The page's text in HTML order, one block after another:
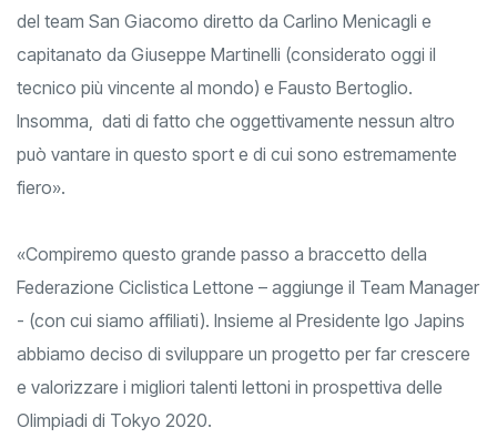
Fanini e successivamente nel 1979 come sponsor tecnico
del team San Giacomo diretto da Carlino Menicagli e
capitanato da Giuseppe Martinelli (considerato oggi il
tecnico più vincente al mondo) e Fausto Bertoglio.
Insomma, dati di fatto che oggettivamente nessun altro
può vantare in questo sport e di cui sono estremamente
«Compiremo questo grande passo a braccetto della
Federazione Ciclistica Lettone – aggiunge il Team Manager
- (con cui siamo affiliati). Insieme al Presidente Igo Japins
abbiamo deciso di sviluppare un progetto per far crescere
e valorizzare i migliori talenti lettoni in prospettiva delle